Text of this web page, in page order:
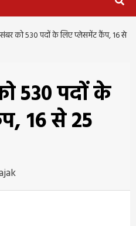
को 530 पदों के लिए प्लेसमेंट कैंप, 16 से
530 पदों के
16 से 25